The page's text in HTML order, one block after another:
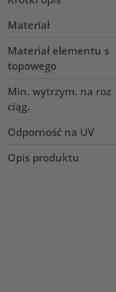
Materiał
Materiał elementu s
topowego
Min. wytrzym. na roz
ciąg.
Odporność na UV
Opis produktu